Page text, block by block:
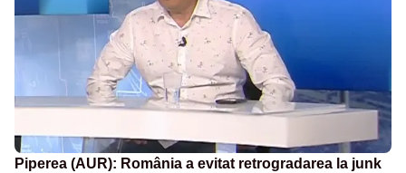
Piperea (AUR): România a evitat retrogradarea la junk